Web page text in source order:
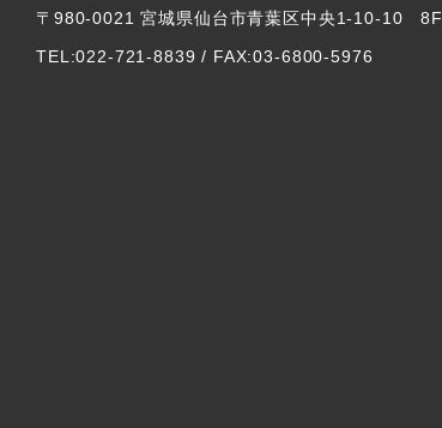
〒980-0021 宮城県仙台市青葉区中央1-10-10 8F
TEL:022-721-8839 / FAX:03-6800-5976